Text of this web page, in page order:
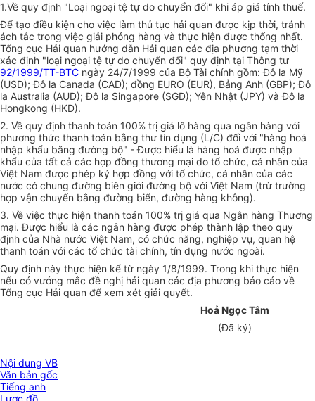
1.Về quy định "Loại ngoại tệ tự do chuyển đổi" khi áp giá tính thuế.
Để tạo điều kiện cho việc làm thủ tục hải quan được kịp thời, tránh
ách tắc trong việc giải phóng hàng và thực hiện được thống nhất.
Tổng cục Hải quan hướng dẫn Hải quan các địa phương tạm thời
xác định "loại ngoại tệ tự do chuyển đổi" quy định tại Thông tư
92/1999/TT-BTC ngày 24/7/1999 của Bộ Tài chính gồm: Đô la Mỹ
(USD); Đô la Canada (CAD); đồng EURO (EUR), Bảng Anh (GBP); Đô
la Australia (AUD); Đô la Singapore (SGD); Yên Nhật (JPY) và Đô la
Hongkong (HKD).
2. Về quy định thanh toán 100% trị giá lô hàng qua ngân hàng với
phương thức thanh toán bằng thư tín dụng (L/C) đối với "hàng hoá
nhập khẩu bằng đường bộ" - Được hiểu là hàng hoá được nhập
khẩu của tất cả các hợp đồng thương mại do tổ chức, cá nhân của
Việt Nam được phép ký hợp đồng với tổ chức, cá nhân của các
nước có chung đường biên giới đường bộ với Việt Nam (trừ trường
hợp vận chuyển bằng đường biển, đường hàng không).
3. Về việc thực hiện thanh toán 100% trị giá qua Ngân hàng Thương
mại. Được hiểu là các ngân hàng được phép thành lập theo quy
định của Nhà nước Việt Nam, có chức năng, nghiệp vụ, quan hệ
thanh toán với các tổ chức tài chính, tín dụng nước ngoài.
Quy định này thực hiện kể từ ngày 1/8/1999. Trong khi thực hiện
nếu có vướng mắc đề nghị hải quan các địa phương báo cáo về
Tổng cục Hải quan để xem xét giải quyết.
Hoả Ngọc Tâm
(Đã ký)
Nội dung VB
Văn bản gốc
Tiếng anh
Lược đồ